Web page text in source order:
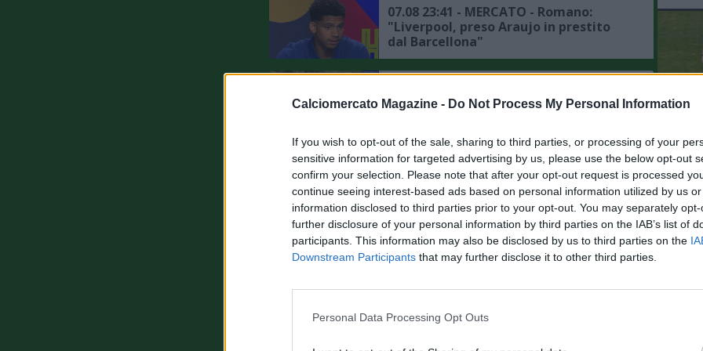
Calciomercato Magazine - Do Not Process My Personal Information
If you wish to opt-out of the sale, sharing to third parties, or processing of your
sensitive information for targeted advertising by us, please use the below opt-out
confirm your selection. Please note that after your opt-out request is processed
continue seeing interest-based ads based on personal information utilized by us
information disclosed to third parties prior to your opt-out. You may separately
further disclosure of your personal information by third parties on the IAB’s list of
participants. This information may also be disclosed by us to third parties on the
Downstream Participants that may further disclose it to other third parties.
Personal Data Processing Opt Outs
07.08 23:41 - MERCATO - Romano:
"Liverpool, preso Araujo in prestito
dal Barcellona"
Anguissa: "Il Napoli non è in ansia, ma
il rinnovo è una vicenda da seguire"
07.08 22:19 - MERCATO - Romano:
"Gabriel Jesus stuzzicato dal Napoli, il
suo agente parlerà con Manna"
07.08 15:54 - DAZN - Giacometti:
"L'Ajax sta accelerando per Noa Lang,
il calciatore che può sbloccare il
07.08 13:24 - MERCATO - Napoli,
Gabriel Jesus e Allegri sono seguiti
del